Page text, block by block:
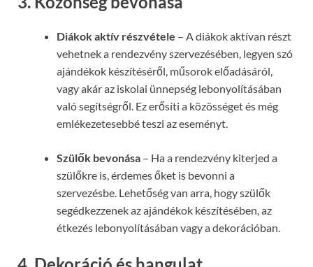
Diákok aktív részvétele – A diákok aktívan részt
vehetnek a rendezvény szervezésében, legyen szó
ajándékok készítéséről, műsorok előadásáról,
vagy akár az iskolai ünnepség lebonyolításában
való segítségről. Ez erősíti a közösséget és még
emlékezetesebbé teszi az eseményt.
Szülők bevonása – Ha a rendezvény kiterjed a
szülőkre is, érdemes őket is bevonni a
szervezésbe. Lehetőség van arra, hogy szülők
segédkezzenek az ajándékok készítésében, az
étkezés lebonyolításában vagy a dekorációban.